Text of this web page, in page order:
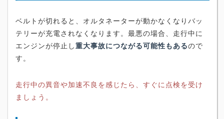
ベルトが切れると、オルタネーターが動かなくなりバッ
テリーが充電されなくなります。最悪の場合、走行中に
エンジンが停止し重大事故につながる可能性もあるので
す。
走行中の異音や加速不良を感じたら、すぐに点検を受け
ましょう。